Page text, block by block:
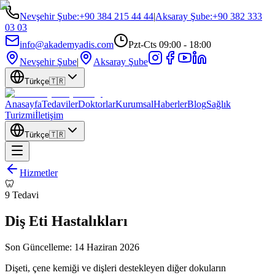
Nevşehir Şube:+90 384 215 44 44|Aksaray Şube:+90 382 333
03 03
info@akademyadis.com
Pzt-Cts 09:00 - 18:00
Nevşehir Şube| Aksaray Şube
Türkçe🇹🇷
AnasayfaTedavilerDoktorlarKurumsalHaberlerBlogSağlık
Turizmiİletişim
Türkçe🇹🇷
Hizmetler
🦷
9 Tedavi
Diş Eti Hastalıkları
Son Güncelleme: 14 Haziran 2026
Dişeti, çene kemiği ve dişleri destekleyen diğer dokuların